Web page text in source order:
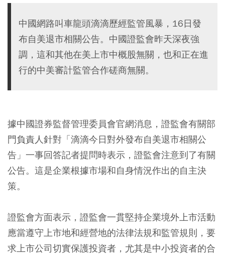
中國網路叫車龍頭滴滴歷經監管風暴，16日發
布自美退市相關公告。中國證監會昨天深夜強
調，這和其他在美上市中概股無關，也和正在進
行的中美審計監管合作磋商無關。
據中國證券監督管理委員會官網消息，證監會有關部
門負責人針對「滴滴今日對外發布自美退市相關公
告」一事回答記者提問時表示，證監會注意到了有關
公告。這是企業根據市場和自身情況作出的自主決
策。
證監會方面表示，證監會一貫堅持企業境外上市活動
應當遵守上市地和經營地的法律法規和監管規則，要
求上市公司切實保護投資者，尤其是中小投資者的合